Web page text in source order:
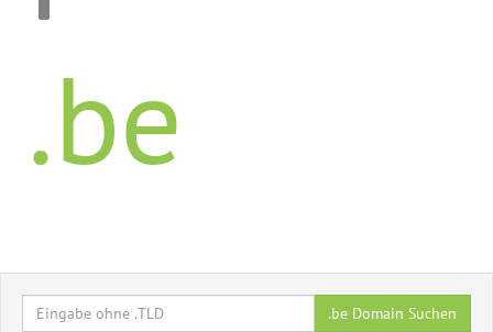
.be
.be Domain Suchen